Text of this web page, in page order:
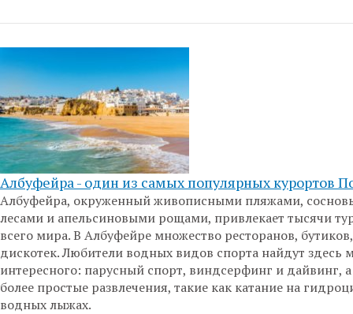
Албуфейра - один из самых популярных курортов
Албуфейра, окруженный живописными пляжами,
лесами и апельсиновыми рощами, привлекает тысячи
всего мира. В Албуфейре множество ресторанов,
дискотек. Любители водных видов спорта найдут здесь
интересного: парусный спорт, виндсерфинг и дайвинг,
более простые развлечения, такие как катание на
водных лыжах.